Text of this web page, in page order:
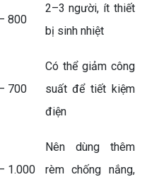
800
2–3 người, ít thiết
bị sinh nhiệt
700
Có thể giảm công
suất để tiết kiệm
điện
1.000
Nên dùng thêm
rèm chống nắng,